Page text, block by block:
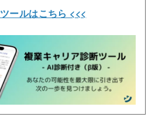
ールはこちら <<<